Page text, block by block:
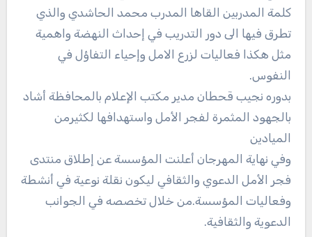
كلمة المدربين القاها المدرب محمد الحاشدي والذي
تطرق فيها الى دور التدريب في إحداث النهضة واهمية
مثل هكذا فعاليات لزرع الامل وإحياء التفاؤل في
النفوس.
بدوره نجيب قحطان مدير مكتب الإعلام بالمحافظة أشاد
بالجهود المثمرة لفجر الأمل واستهدافها لكثيرمن
الميادين
وفي نهاية المهرجان أعلنت المؤسسة عن إطلاق منتدى
فجر الأمل الدعوي والثقافي ليكون نقلة نوعية في أنشطة
وفعاليات المؤسسة.من خلال تخصصه في الجوانب
الدعوية والثقافية.